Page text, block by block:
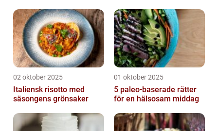
02 oktober 2025
Italiensk risotto med
säsongens grönsaker
01 oktober 2025
5 paleo-baserade rätter
för en hälsosam middag